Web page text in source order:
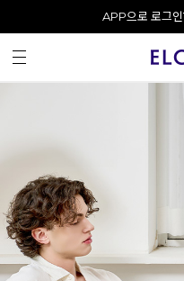
오전 10시 이전
회원가입 시
카카오 채널
APP으로 로그